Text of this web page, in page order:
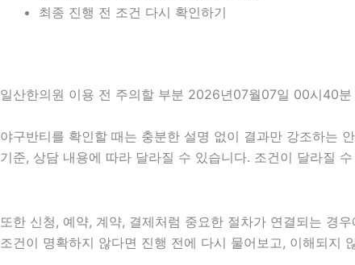
최종 진행 전 조건 다시 확인하기
일산한의원 이용 전 주의할 부분 2026년07월07일 00시40분
야구반티를 확인할 때는 충분한 설명 없이 결과만 강조하는
기준, 상담 내용에 따라 달라질 수 있습니다. 조건이 달라질
또한 신청, 예약, 계약, 결제처럼 중요한 절차가 연결되는 경
조건이 명확하지 않다면 진행 전에 다시 물어보고, 이해되